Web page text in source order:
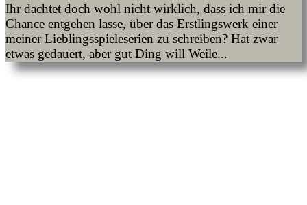
Ihr dachtet doch wohl nicht wirklich, dass ich mir die
Chance entgehen lasse, über das Erstlingswerk einer
meiner Lieblingsspieleserien zu schreiben? Hat zwar
etwas gedauert, aber gut Ding will Weile...